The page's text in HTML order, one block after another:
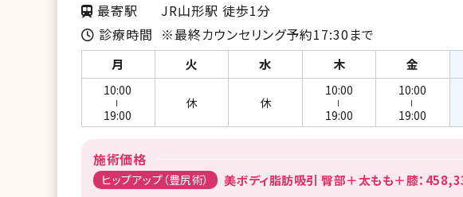
最寄駅
JR山形駅 徒歩1分
診療時間 ※最終カウンセリング予約17:30まで
月 火 水 木 金
10:00
19:00
休 休
10:00
19:00
10:00
19:00
施術価格
ヒップアップ（豊尻術） 美ボディ脂肪吸引 臀部＋太もも＋膝：